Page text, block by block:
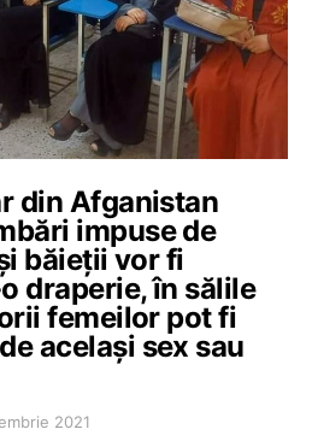
din Afganistan
impuse de
băieții vor fi
draperie, în sălile
femeilor pot fi
același sex sau
2021